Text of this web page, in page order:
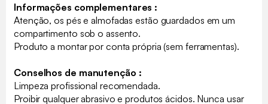
Informações complementares :
Atenção, os pés e almofadas estão guardados em um
compartimento sob o assento.
Produto a montar por conta própria (sem ferramentas).
Conselhos de manutenção :
Limpeza profissional recomendada.
Proibir qualquer abrasivo e produtos ácidos. Nunca usar